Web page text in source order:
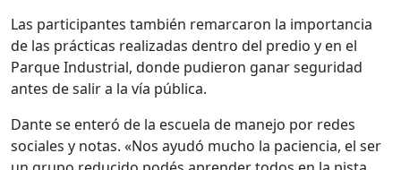
Las participantes también remarcaron la importancia
de las prácticas realizadas dentro del predio y en el
Parque Industrial, donde pudieron ganar seguridad
antes de salir a la vía pública.
Dante se enteró de la escuela de manejo por redes
sociales y notas. «Nos ayudó mucho la paciencia, el ser